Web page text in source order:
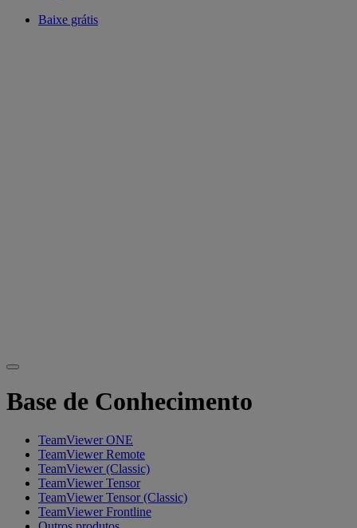
Baixe grátis
Base de Conhecimento
TeamViewer ONE
TeamViewer Remote
TeamViewer (Classic)
TeamViewer Tensor
TeamViewer Tensor (Classic)
TeamViewer Frontline